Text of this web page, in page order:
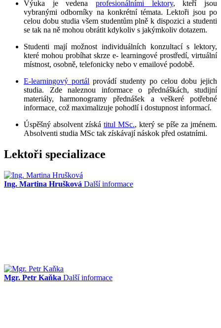
Výuka je vedena profesionálními lektory, kteří jsou
vybranými odborníky na konkrétní témata. Lektoři jsou po
celou dobu studia všem studentům plně k dispozici a studenti
se tak na ně mohou obrátit kdykoliv s jakýmkoliv dotazem.
Studenti mají možnost individuálních konzultací s lektory,
které mohou probíhat skrze e- learningové prostředí, virtuální
místnost, osobně, telefonicky nebo v emailové podobě.
E-learningový portál provádí studenty po celou dobu jejich
studia. Zde naleznou informace o přednáškách, studijní
materiály, harmonogramy přednášek a veškeré potřebné
informace, což maximalizuje pohodlí i dostupnost informací.
Úspěšný absolvent získá titul MSc., který se píše za jménem.
Absolventi studia MSc tak získávají náskok před ostatními.
Lektoři specializace
Ing. Martina Hrušková Další informace
Mgr. Petr Kaňka Další informace